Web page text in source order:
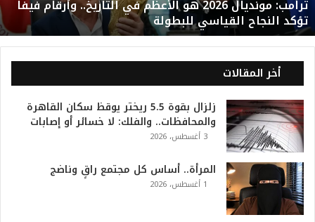
فيفا
تؤكد
النجاح
القياسي
للبطولة
ترامب: مونديال 2026 هو الأعظم في التاريخ.. وأرقام فيفا
تؤكد النجاح القياسي للبطولة
أخر المقالات
زلزال بقوة 5.5 ريختر يوقظ سكان القاهرة
والمحافظات.. والفلك: لا خسائر أو إصابات
3 أغسطس، 2026
المرأة.. أساس كل مجتمع راقٍ وناضج
1 أغسطس، 2026